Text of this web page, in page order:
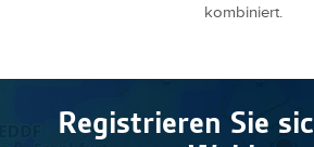
kombiniert.
Registrieren Sie